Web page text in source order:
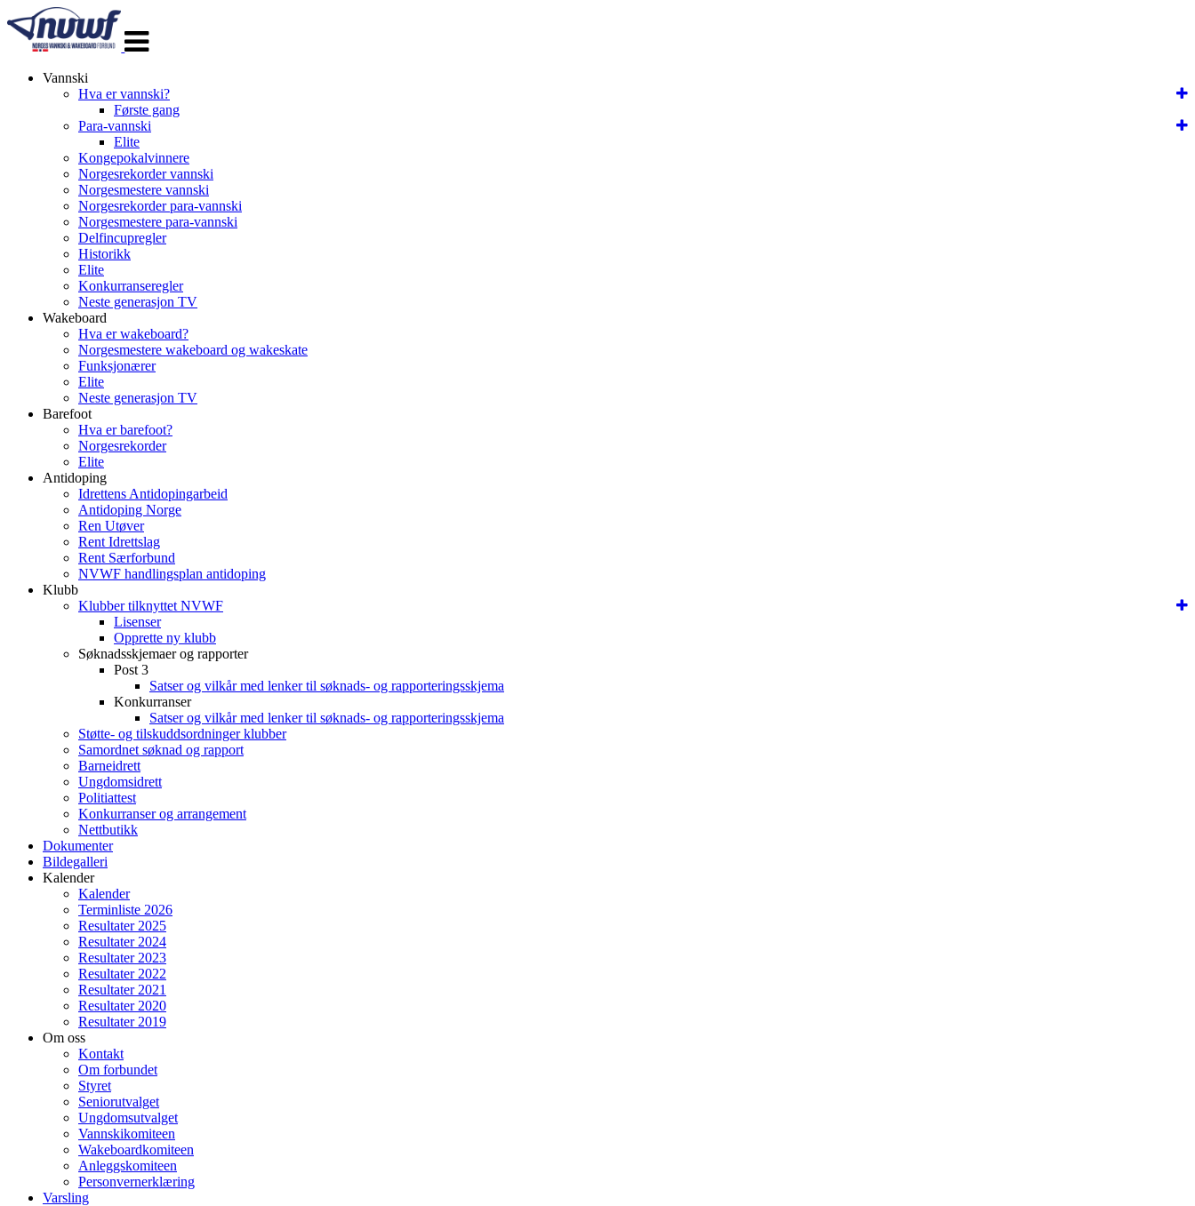
navigasjon
Vannski
Hva er vannski?
Første gang
Para-vannski
Elite
Kongepokalvinnere
Norgesrekorder vannski
Norgesmestere vannski
Norgesrekorder para-vannski
Norgesmestere para-vannski
Delfincupregler
Historikk
Elite
Konkurranseregler
Neste generasjon TV
Wakeboard
Hva er wakeboard?
Norgesmestere wakeboard og wakeskate
Funksjonærer
Elite
Neste generasjon TV
Barefoot
Hva er barefoot?
Norgesrekorder
Elite
Antidoping
Idrettens Antidopingarbeid
Antidoping Norge
Ren Utøver
Rent Idrettslag
Rent Særforbund
NVWF handlingsplan antidoping
Klubb
Klubber tilknyttet NVWF
Lisenser
Opprette ny klubb
Søknadsskjemaer og rapporter
Post 3
Satser og vilkår med lenker til søknads- og rapporteringsskjema
Konkurranser
Satser og vilkår med lenker til søknads- og rapporteringsskjema
Støtte- og tilskuddsordninger klubber
Samordnet søknad og rapport
Barneidrett
Ungdomsidrett
Politiattest
Konkurranser og arrangement
Nettbutikk
Dokumenter
Bildegalleri
Kalender
Kalender
Terminliste 2026
Resultater 2025
Resultater 2024
Resultater 2023
Resultater 2022
Resultater 2021
Resultater 2020
Resultater 2019
Om oss
Kontakt
Om forbundet
Styret
Seniorutvalget
Ungdomsutvalget
Vannskikomiteen
Wakeboardkomiteen
Anleggskomiteen
Personvernerklæring
Varsling